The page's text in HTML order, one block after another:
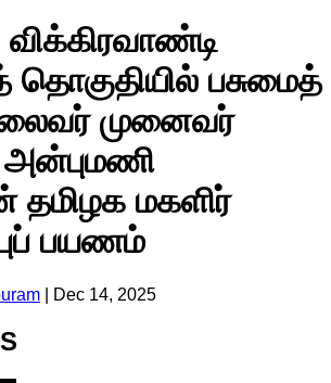
விக்கிரவாண்டி
பசுமைத்
முனைவர்
தமிழக மகளிர்
பயணம்
Dec 14, 2025